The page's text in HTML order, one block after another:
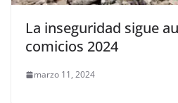
La inseguridad sigue
comicios 2024
marzo 11, 2024